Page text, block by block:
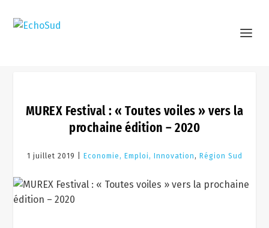
MUREX Festival : « Toutes voiles » vers la
prochaine édition – 2020
1 juillet 2019 | Economie, Emploi, Innovation , Région Sud